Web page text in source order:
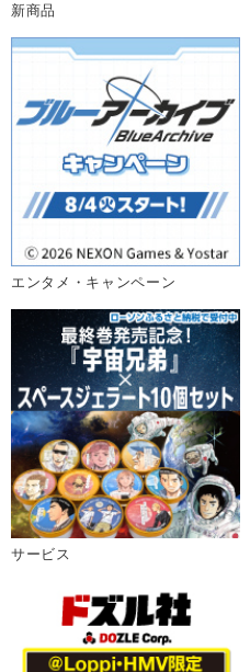
新商品
エンタメ・キャンペーン
サービス